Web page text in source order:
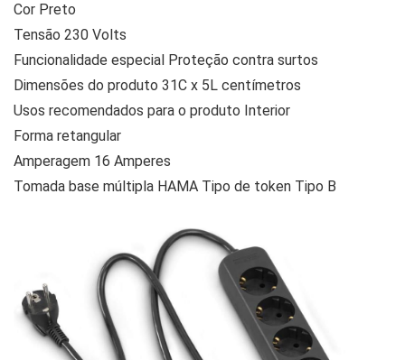
Cor Preto
Tensão 230 Volts
Funcionalidade especial Proteção contra surtos
Dimensões do produto 31C x 5L centímetros
Usos recomendados para o produto Interior
Forma retangular
Amperagem 16 Amperes
Tomada base múltipla HAMA Tipo de token Tipo B